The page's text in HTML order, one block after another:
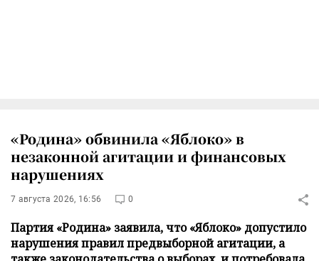
«Родина» обвинила «Яблоко» в
незаконной агитации и финансовых
нарушениях
7 августа 2026, 16:56 0
Партия «Родина» заявила, что «Яблоко» допустило
нарушения правил предвыборной агитации, а